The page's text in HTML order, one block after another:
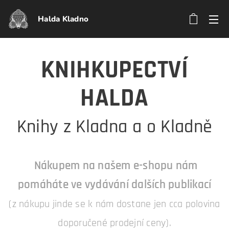
Halda Kladno
KNIHKUPECTVÍ
HALDA
Knihy z Kladna a o Kladně
Nákupem na našem e-shopu nám
pomáháte ve vydávání dalších publikací
(z nákupu jinde se k nám dostane jen cca polovina
doporučené prodejní ceny).